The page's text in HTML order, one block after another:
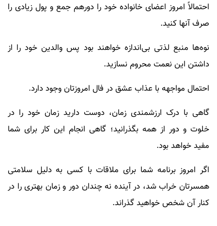
احتمالاً امروز اعضای خانواده خود را دورهم جمع و پول زیادی را
صرف آنها کنید.
نوه‌ها منبع لذتی بی‌اندازه خواهند بود پس والدین خود را از
داشتن این نعمت محروم نسازید.
احتمال مواجهه با عذاب عشق در فال امروزتان وجود دارد.
گاهی با درک ارزشمندی زمان، دوست دارید زمان خود را در
خلوت و دور از همه بگذرانید؛ گاهی انجام این کار برای شما
مفید خواهد بود.
اگر امروز برنامه شما برای ملاقات با کسی به دلیل سلامتی
همسرتان خراب شد، در آینده نه چندان دور و زمان بهتری را در
کنار آن شخص خواهید گذراند.